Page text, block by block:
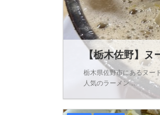
【栃木佐野】
栃木県佐野市にあるヌー
人気のラーメン ...